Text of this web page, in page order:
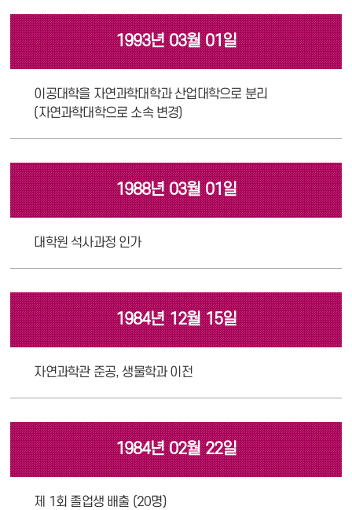
1993년 03월 01일
이공대학을 자연과학대학과 산업대학으로 분리
(자연과학대학으로 소속 변경)
1988년 03월 01일
대학원 석사과정 인가
1984년 12월 15일
자연과학관 준공, 생물학과 이전
1984년 02월 22일
제 1회 졸업생 배출 (20명)